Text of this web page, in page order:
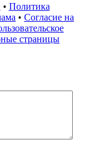
• Политика
• Согласие на
страницы